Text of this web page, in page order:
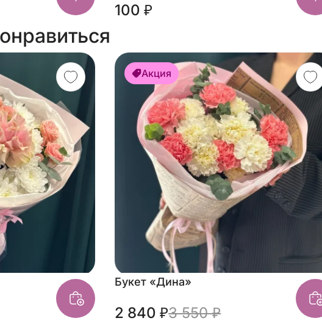
100 ₽
Акция
Букет «Дина»
2 840 ₽3 550 ₽